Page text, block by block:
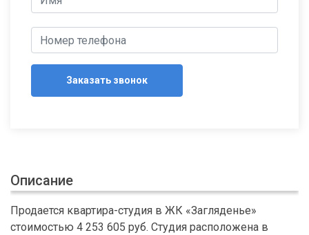
Заказать звонок
Описание
Продается квартира-студия в ЖК «Загляденье»
стоимостью 4 253 605 руб. Студия расположена в